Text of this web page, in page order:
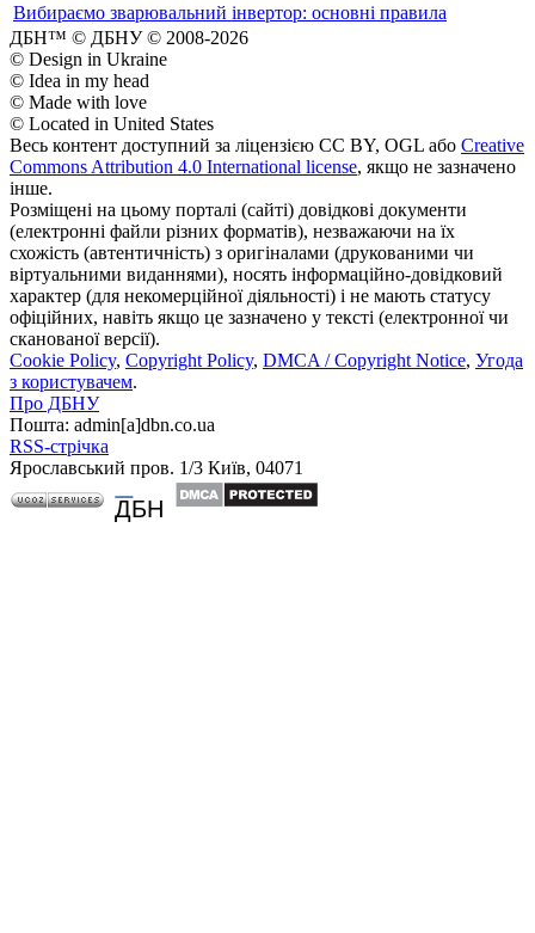
Вибираємо зварювальний інвертор: основні правила
ДБН™ © ДБНУ © 2008-2026
© Design in Ukraine
© Idea in my head
© Made with love
© Located in United States
Весь контент доступний за ліцензією CC BY, OGL або Creative
Commons Attribution 4.0 International license, якщо не зазначено
інше.
Розміщені на цьому порталі (сайті) довідкові документи
(електронні файли різних форматів), незважаючи на їх
схожість (автентичність) з оригіналами (друкованими чи
віртуальними виданнями), носять інформаційно-довідковий
характер (для некомерційної діяльності) і не мають статусу
офіційних, навіть якщо це зазначено у тексті (електронної чи
сканованої версії).
Cookie Policy, Copyright Policy, DMCA / Copyright Notice, Угода
з користувачем.
Про ДБНУ
Пошта: admin[а]dbn.co.ua
RSS-стрічка
Ярославський пров. 1/3 Київ, 04071